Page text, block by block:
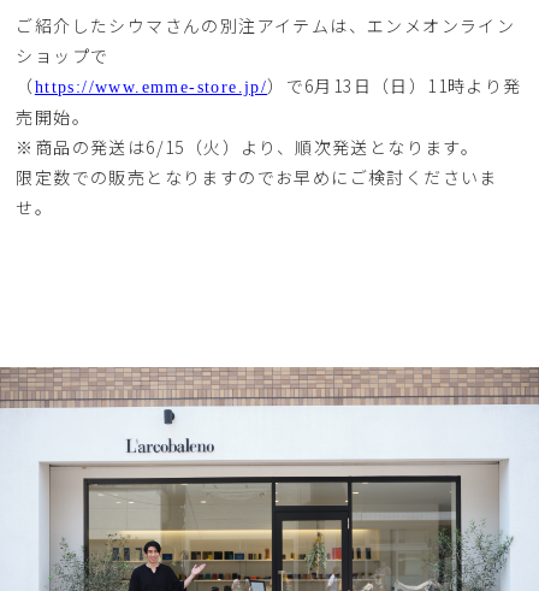
ご紹介したシウマさんの別注アイテムは、エンメオンライン
ショップで
（https://www.emme-store.jp/）で6月13日（日）11時より発
売開始。
※商品の発送は6/15（火）より、順次発送となります。
限定数での販売となりますのでお早めにご検討くださいま
せ。